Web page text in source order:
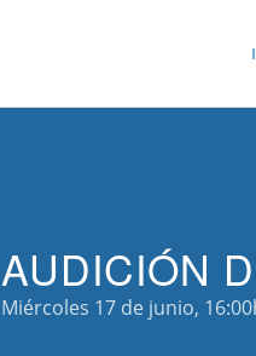
AUDICIÓN
Miércoles 17 de junio,